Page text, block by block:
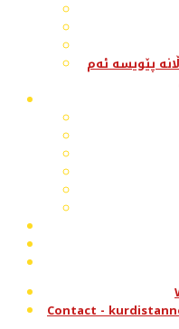
پێویسە ئەم
Contact -